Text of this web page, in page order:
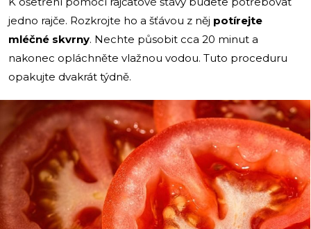
jedno rajče. Rozkrojte ho a šťávou z něj potírejte
mléčné skvrny. Nechte působit cca 20 minut a
nakonec opláchněte vlažnou vodou. Tuto proceduru
opakujte dvakrát týdně.